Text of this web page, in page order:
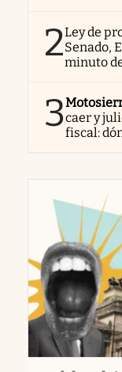
2Ley de
Senado,
minuto
3caer y
fiscal: